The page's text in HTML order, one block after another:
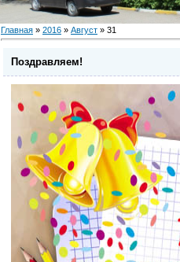
Главная » 2016 » Август » 31
Поздравляем!